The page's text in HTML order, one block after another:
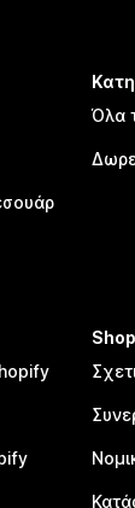
Όλα